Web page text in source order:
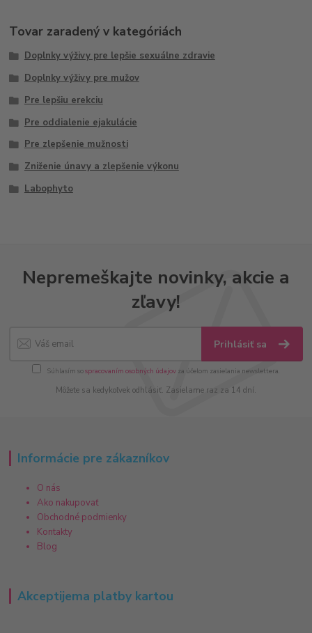
Tovar zaradený v kategóriách
Doplnky výživy pre lepšie sexuálne zdravie
Doplnky výživy pre mužov
Pre lepšiu erekciu
Pre oddialenie ejakulácie
Pre zlepšenie mužnosti
Zniženie únavy a zlepšenie výkonu
Labophyto
Nepremeškajte novinky, akcie a
zľavy!
Prihlásiť sa
Súhlasím sospracovaním osobných údajov za účelom zasielania newslettera.
Môžete sa kedykoľvek odhlásiť. Zasielame raz za 14 dní.
Informácie pre zákazníkov
O nás
Ako nakupovať
Obchodné podmienky
Kontakty
Blog
Akceptijema platby kartou